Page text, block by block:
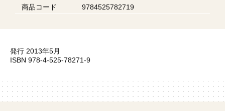
商品コード
9784525782719
発行 2013年5月
ISBN 978-4-525-78271-9